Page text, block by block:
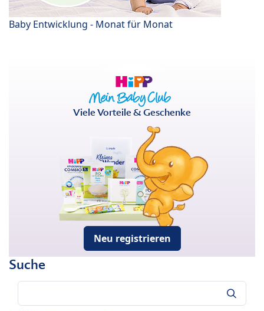
Baby Entwicklung - Monat für Monat
Viele Vorteile & Geschenke
Neu registrieren
Suche